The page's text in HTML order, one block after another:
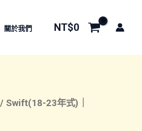
關於我們 NT$0
/ Swift(18-23年式)｜